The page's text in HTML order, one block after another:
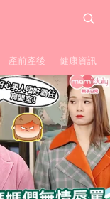
產前產後 健康資訊